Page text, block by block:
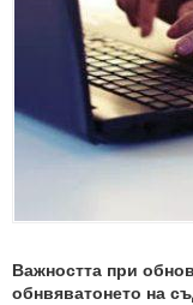
Важността при
обнвяватонето на